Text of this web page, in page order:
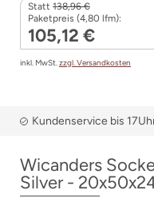
Statt 138,96 €
Paketpreis (4,80 lfm):
105,12 €
inkl. MwSt.zzgl. Versandkosten
Kundenservice bis
Wicanders
Silver -